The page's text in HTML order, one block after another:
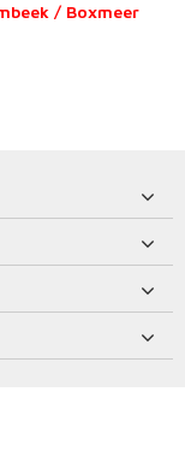
/ Boxmeer